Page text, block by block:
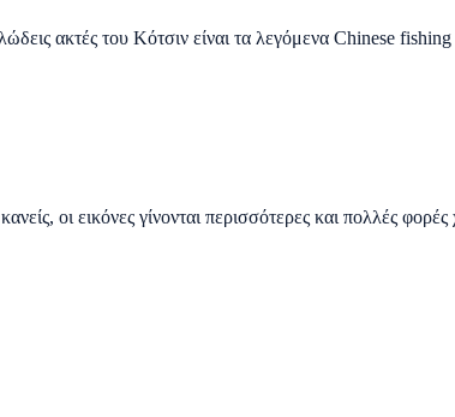
ακτές του Κότσιν είναι τα λεγόμενα Chinese
οι εικόνες γίνονται περισσότερες και πολλές